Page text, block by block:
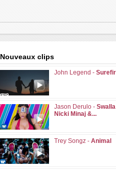
Nouveaux clips
John Legend -
Jason Derulo -
Nicki Minaj &...
Trey Songz - Animal